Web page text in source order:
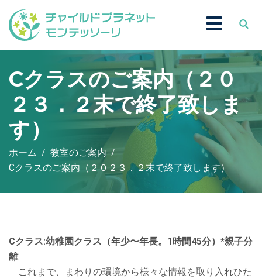
Cクラスのご案内（２０
２３．２末で終了致しま
す）
ホーム
教室のご案内
Cクラスのご案内（２０２３．２末で終了致します）
Cクラス:幼稚園クラス（年少〜年⻑。1時間45分）*親⼦分
離
これまで、まわりの環境から様々な情報を取り⼊れひた